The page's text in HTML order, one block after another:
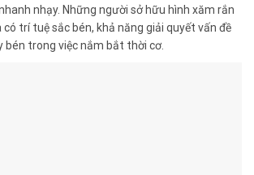
nhạy. Những người sở hữu hình xăm rắn
trí tuệ sắc bén, khả năng giải quyết vấn đề
bén trong việc nắm bắt thời cơ.